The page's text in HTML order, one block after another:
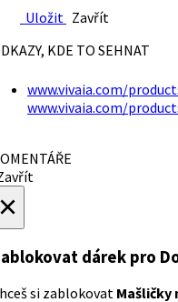
Uložit Zavřít
KDE TO SEHNAT
www.vivaia.com/
www.vivaia.com/
dárek pro
si zablokovat Mašličky